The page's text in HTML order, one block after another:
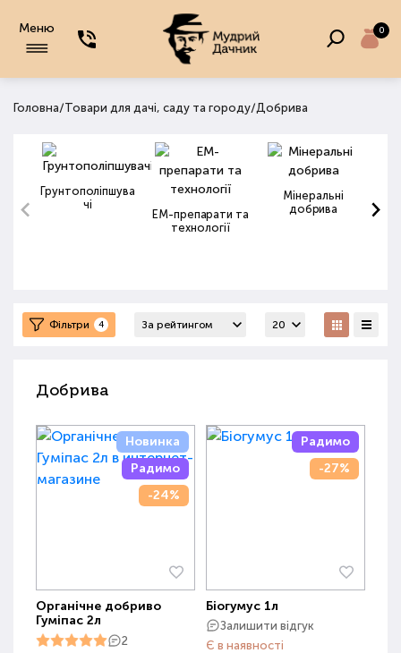
Меню 0
Головна/Товари для дачі, саду та городу/Добрива
Грунтополіпшува
чі
ЕМ-препарати та
технології
Мінеральні
добрива
Фільтри 4
Добрива
Новинка
Радимо
-24%
Органічне добриво
Гуміпас 2л
2
Радимо
-27%
Біогумус 1л
Залишити відгук
Є в наявності